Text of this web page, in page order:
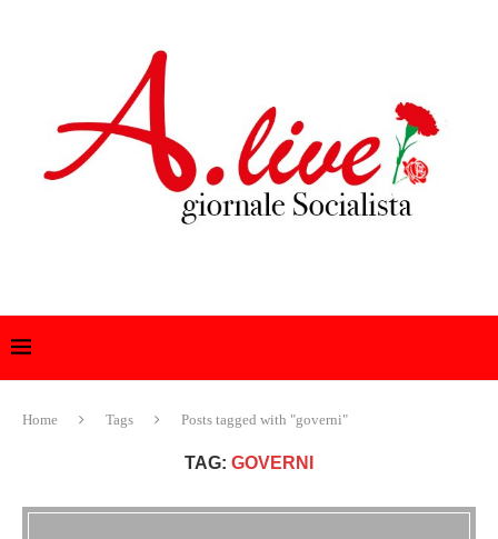
Home Tags Posts tagged with "governi"
TAG: GOVERNI